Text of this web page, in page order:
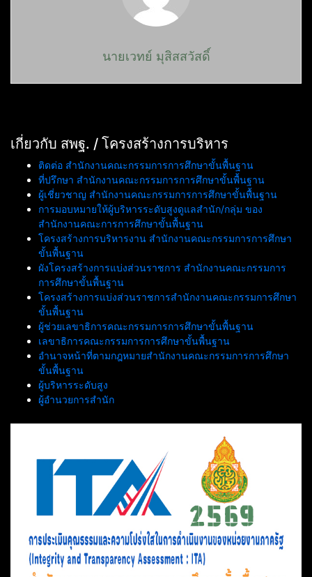
นายเวทย์ มุสิสสวัสดิ์
เกี่ยวกับ สพฐ. / โครงสร้างการบริหาร
ติดต่อ สำนักงานคณะกรรมการการศึกษาขั้นพื้นฐาน
ที่ปรึกษา สำนักงานคณะกรรมการการศึกษาขั้นพื้นฐาน
ผู้เชี่ยวชาญ สำนักงานคณะกรรมการการศึกษาขั้นพื้นฐาน
การมอบหมายให้ผู้บริหารระดับสูงดูแลสำนัก/กลุ่ม ของ
สำนักงานคณะการการศึกษาขั้นพื้นฐาน
โครงสร้างการบริหารงาน สำนักงานคณะกรรมการการศึกษา
ขั้นพื้นฐาน
ผังโครงสร้างการแบ่งส่วนราชการ สำนักงานคณะกรรมการ
การศึกษาขั้นพื้นฐาน
โครงสร้างการแบ่งส่วนราชการสำนักงานคณะกรรมการศึกษา
ขั้นพื้นฐาน
ผู้ช่วยเลขาธิการคณะกรรมการการศึกษาขั้นพื้นฐาน
เลขาธิการคณะกรรมการการศึกษาขั้นพื้นฐาน
อำนาจหน้าที่ตามกฎหมายสำนักงานคณะกรรมการการศึกษา
ขั้นพื้นฐาน
ผู้บริหารระดับสูง
ผู้อำนวยการสำนัก